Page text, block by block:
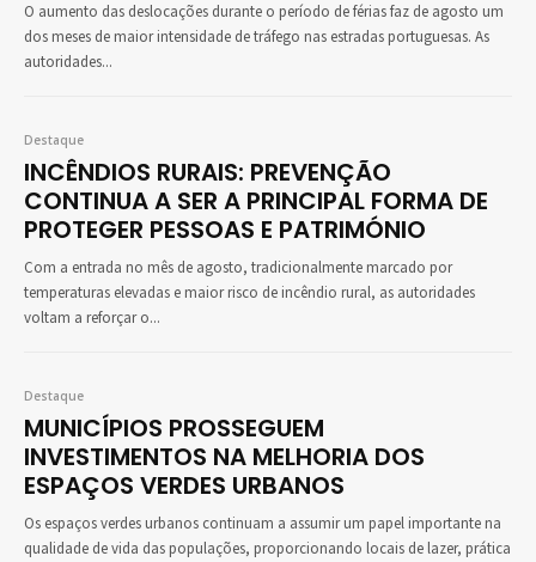
O aumento das deslocações durante o período de férias faz de agosto um
dos meses de maior intensidade de tráfego nas estradas portuguesas. As
autoridades...
Destaque
INCÊNDIOS RURAIS: PREVENÇÃO
CONTINUA A SER A PRINCIPAL FORMA DE
PROTEGER PESSOAS E PATRIMÓNIO
Com a entrada no mês de agosto, tradicionalmente marcado por
temperaturas elevadas e maior risco de incêndio rural, as autoridades
voltam a reforçar o...
Destaque
MUNICÍPIOS PROSSEGUEM
INVESTIMENTOS NA MELHORIA DOS
ESPAÇOS VERDES URBANOS
Os espaços verdes urbanos continuam a assumir um papel importante na
qualidade de vida das populações, proporcionando locais de lazer, prática